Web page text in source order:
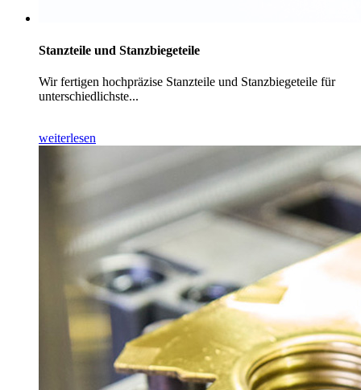
Stanzteile und Stanzbiegeteile
Wir fertigen hochpräzise Stanzteile und Stanzbiegeteile für
unterschiedlichste...
weiterlesen